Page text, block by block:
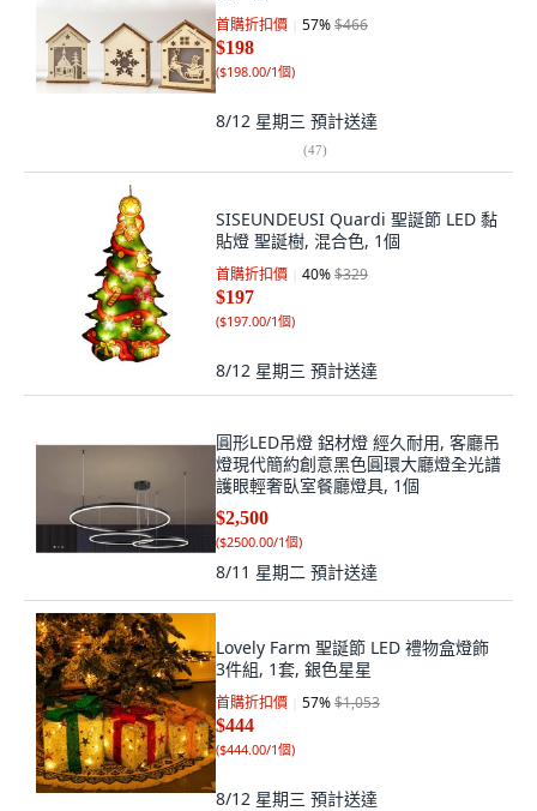
首購折扣價 57%$466
$198
($198.00/1個)
8/12 星期三 預計送達
(47)
SISEUNDEUSI Quardi 聖誕節 LED 黏
貼燈 聖誕樹, 混合色, 1個
首購折扣價 40%$329
$197
($197.00/1個)
8/12 星期三 預計送達
圓形LED吊燈 鋁材燈 經久耐用, 客廳吊
燈現代簡約創意黑色圓環大廳燈全光譜
護眼輕奢臥室餐廳燈具, 1個
$2,500
($2500.00/1個)
8/11 星期二 預計送達
Lovely Farm 聖誕節 LED 禮物盒燈飾
3件組, 1套, 銀色星星
首購折扣價 57%$1,053
$444
($444.00/1個)
8/12 星期三 預計送達